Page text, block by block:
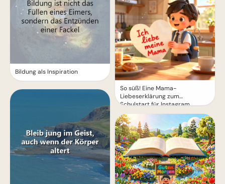
Bildung als Inspiration
So süß! Eine Mama-
Liebeserklärung zum
Schulstart für Instagram